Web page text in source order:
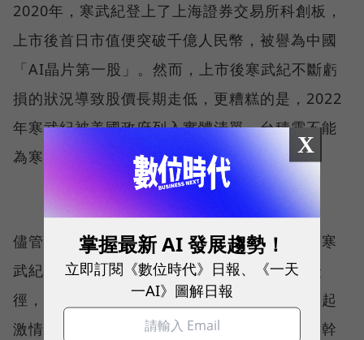
2020年，寒武紀登上了上海證券交易所科創板，
上市後首日市值便突破千億人民幣，被譽為中國
「AI晶片第一股」。然而，上市後寒武紀不斷虧
損的狀況導致股價長期走低，更糟糕的是，2022
年寒武紀被美國政府列入實體清單，台積電不能
為寒武紀代工，對寒武紀可說雪上加霜。
儘管遭遇困境，陳天石仍然扛住外界壓力帶領寒
武紀持續投入AI晶片，強調「晶片產業沒有捷
徑，只能靠死磕。」他表示，自己沒有什麼喚起
激情的口號，聲稱寒武紀的戰略就是老老實實幹
X
掌握最新 AI 發展趨勢！
立即訂閱《數位時代》日報、《一天
一AI》圖解日報